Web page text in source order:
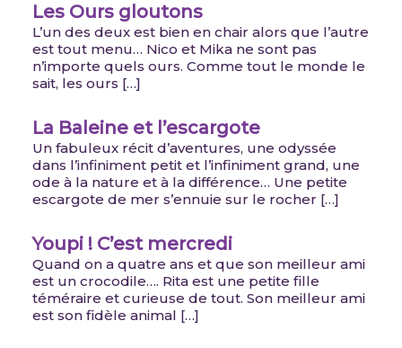
Les Ours gloutons
L’un des deux est bien en chair alors que l’autre
est tout menu… Nico et Mika ne sont pas
n’importe quels ours. Comme tout le monde le
sait, les ours […]
La Baleine et l’escargote
Un fabuleux récit d’aventures, une odyssée
dans l’infiniment petit et l’infiniment grand, une
ode à la nature et à la différence… Une petite
escargote de mer s’ennuie sur le rocher […]
Youpi ! C’est mercredi
Quand on a quatre ans et que son meilleur ami
est un crocodile…. Rita est une petite fille
téméraire et curieuse de tout. Son meilleur ami
est son fidèle animal […]